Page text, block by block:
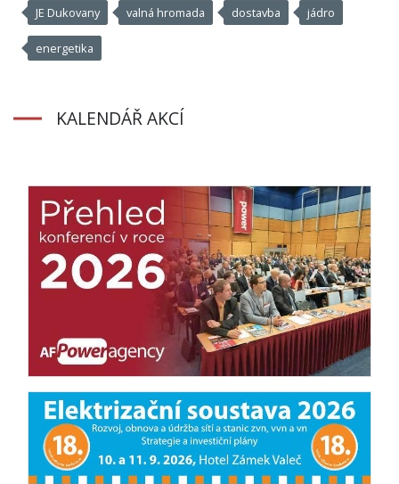
JE Dukovany valná hromada dostavba jádro
energetika
KALENDÁŘ AKCÍ